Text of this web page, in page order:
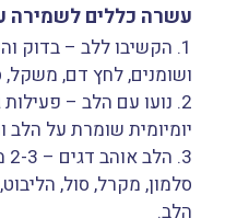
עשרה כללים לשמירה
1. הקשיבו ללב – בדוק
ושומנים, לחץ דם, משקל,
2. נועו עם הלב –
יומיומית שומרת על הלב
סלמון, מקרל, סול,
הלב.